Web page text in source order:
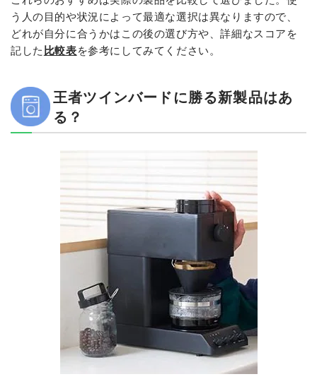
う人の目的や状況によって最適な選択は異なりますので、
どれが自分に合うかはこの後の選び方や、詳細なスコアを
記した比較表を参考にしてみてください。
王者ツインバードに勝る新製品はあ
る？